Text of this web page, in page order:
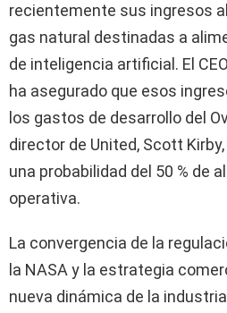
recientemente sus ingresos
gas natural destinadas a
de inteligencia artificial. El
ha asegurado que esos
los gastos de desarrollo del
director de United, Scott
una probabilidad del 50 % de
operativa.
La convergencia de la
la NASA y la estrategia
nueva dinámica de la